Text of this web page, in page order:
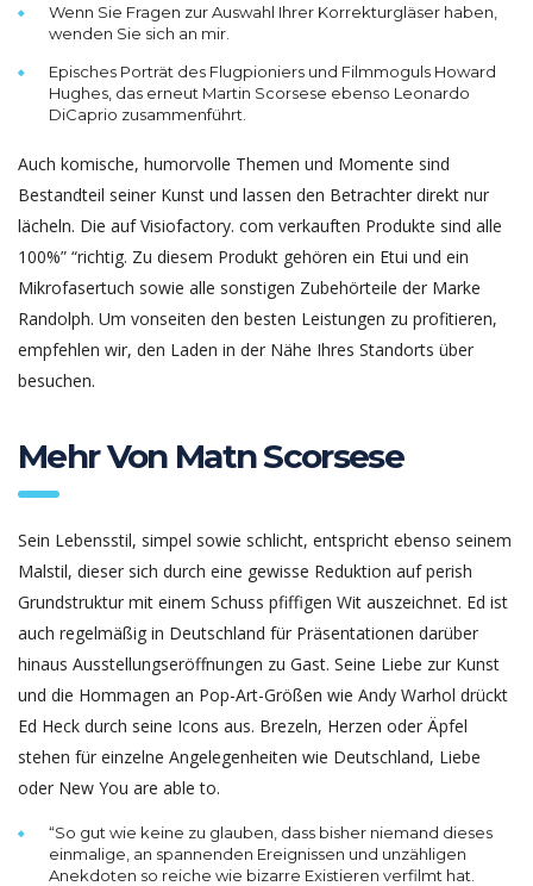
Wenn Sie Fragen zur Auswahl Ihrer Korrekturgläser haben,
wenden Sie sich an mir.
Episches Porträt des Flugpioniers und Filmmoguls Howard
Hughes, das erneut Martin Scorsese ebenso Leonardo
DiCaprio zusammenführt.
Auch komische, humorvolle Themen und Momente sind
Bestandteil seiner Kunst und lassen den Betrachter direkt nur
lächeln. Die auf Visiofactory. com verkauften Produkte sind alle
100%” “richtig. Zu diesem Produkt gehören ein Etui und ein
Mikrofasertuch sowie alle sonstigen Zubehörteile der Marke
Randolph. Um vonseiten den besten Leistungen zu profitieren,
empfehlen wir, den Laden in der Nähe Ihres Standorts über
besuchen.
Mehr Von Matn Scorsese
Sein Lebensstil, simpel sowie schlicht, entspricht ebenso seinem
Malstil, dieser sich durch eine gewisse Reduktion auf perish
Grundstruktur mit einem Schuss pfiffigen Wit auszeichnet. Ed ist
auch regelmäßig in Deutschland für Präsentationen darüber
hinaus Ausstellungseröffnungen zu Gast. Seine Liebe zur Kunst
und die Hommagen an Pop-Art-Größen wie Andy Warhol drückt
Ed Heck durch seine Icons aus. Brezeln, Herzen oder Äpfel
stehen für einzelne Angelegenheiten wie Deutschland, Liebe
oder New You are able to.
“So gut wie keine zu glauben, dass bisher niemand dieses
einmalige, an span­nenden Ereig­nissen und unzäh­ligen
Anekdoten so reiche wie bizarre Existieren verfilmt hat.